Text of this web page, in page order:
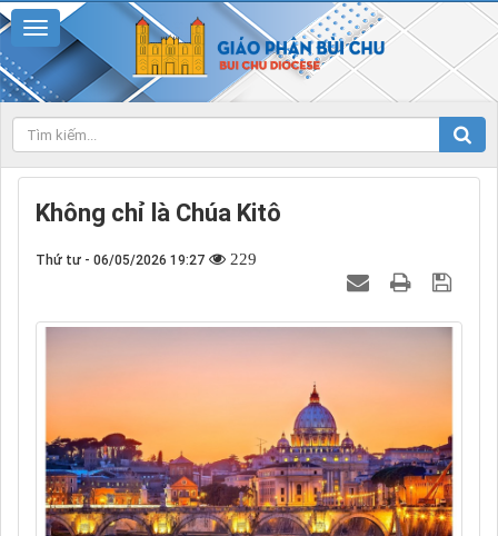
Không chỉ là Chúa Kitô
Thứ tư - 06/05/2026 19:27 229